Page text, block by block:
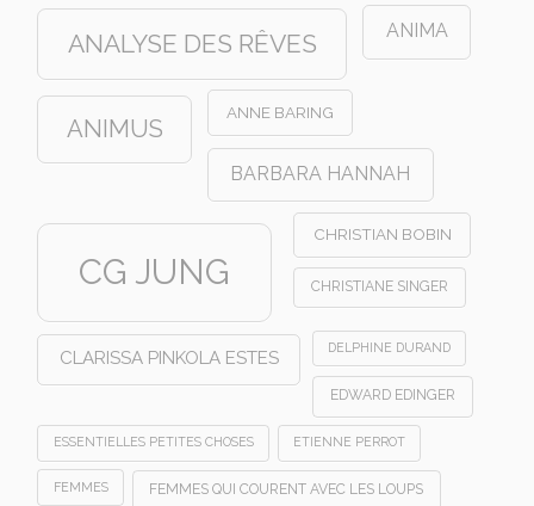
ANALYSE DES RÊVES ANIMA
ANIMUS
ANNE BARING
BARBARA HANNAH
CG JUNG
CHRISTIAN BOBIN
CHRISTIANE SINGER
CLARISSA PINKOLA ESTES DELPHINE DURAND
EDWARD EDINGER
ESSENTIELLES PETITES CHOSES ETIENNE PERROT
FEMMES FEMMES QUI COURENT AVEC LES LOUPS